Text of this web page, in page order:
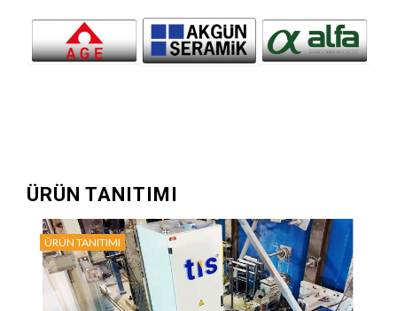
ÜRÜN TANITIMI
ÜRÜN TANITIMI